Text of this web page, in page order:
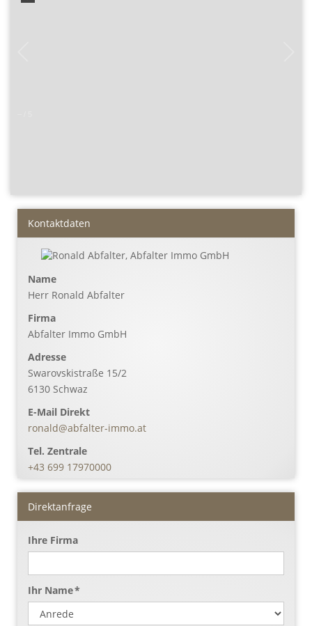
Kontaktdaten
Name
Herr Ronald Abfalter
Firma
Abfalter Immo GmbH
Adresse
Swarovskistraße 15/2
6130 Schwaz
E-Mail Direkt
ronald@abfalter-immo.at
Tel. Zentrale
+43 699 17970000
Direktanfrage
Ihre Firma
Ihr Name *